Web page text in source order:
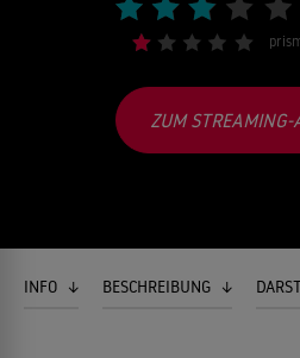
ZUM STREAMING-
INFO BESCHREIBUNG